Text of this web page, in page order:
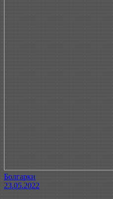
Болгарки
23.05.2022